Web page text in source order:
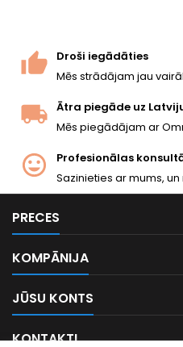
Droši iegādāties
Mēs strādājam jau
Ātra piegāde uz
Mēs piegādājam ar
Profesionālas
Sazinieties ar mums,
PRECES
KOMPĀNIJA
JŪSU KONTS
KONTAKTI